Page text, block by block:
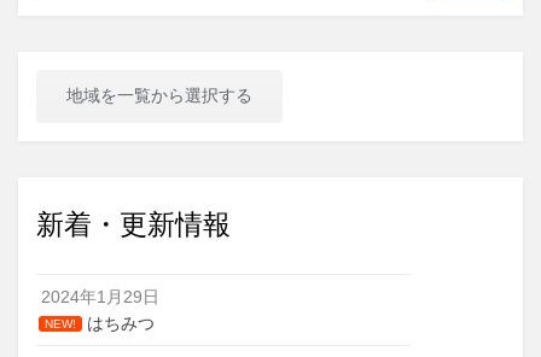
地域を一覧から選択する
新着・更新情報
2024年1月29日
NEW! はちみつ